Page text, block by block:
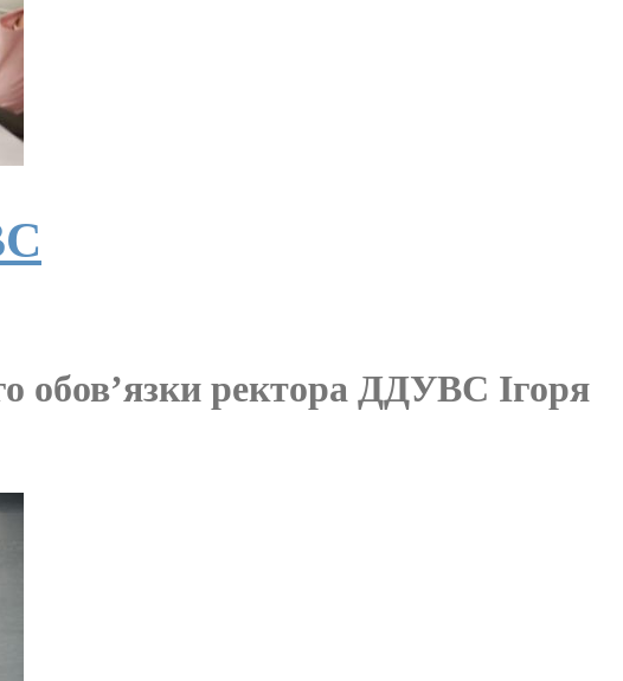
обов’язки ректора ДДУВС Ігоря